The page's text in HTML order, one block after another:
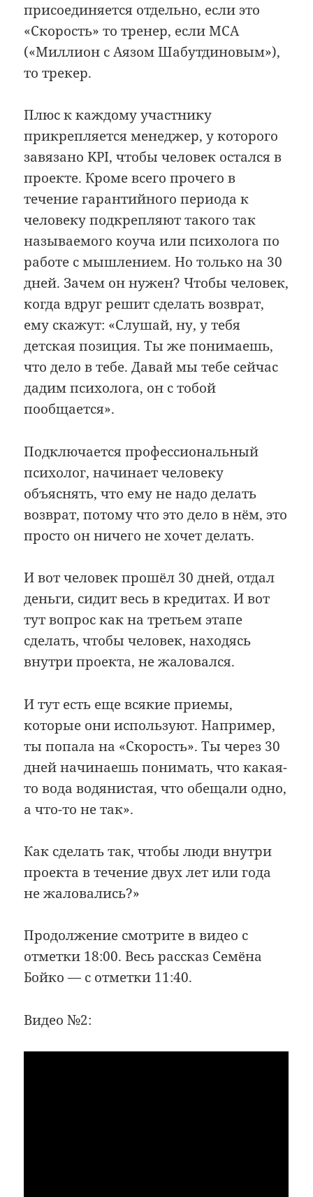
присоединяется отдельно, если это
«Скорость» то тренер, если МСА
(«Миллион с Аязом Шабутдиновым»),
то трекер.
Плюс к каждому участнику
прикрепляется менеджер, у которого
завязано KPI, чтобы человек остался в
проекте. Кроме всего прочего в
течение гарантийного периода к
человеку подкрепляют такого так
называемого коуча или психолога по
работе с мышлением. Но только на 30
дней. Зачем он нужен? Чтобы человек,
когда вдруг решит сделать возврат,
ему скажут: «Слушай, ну, у тебя
детская позиция. Ты же понимаешь,
что дело в тебе. Давай мы тебе сейчас
дадим психолога, он с тобой
пообщается».
Подключается профессиональный
психолог, начинает человеку
объяснять, что ему не надо делать
возврат, потому что это дело в нём, это
просто он ничего не хочет делать.
И вот человек прошёл 30 дней, отдал
деньги, сидит весь в кредитах. И вот
тут вопрос как на третьем этапе
сделать, чтобы человек, находясь
внутри проекта, не жаловался.
И тут есть еще всякие приемы,
которые они используют. Например,
ты попала на «Скорость». Ты через 30
дней начинаешь понимать, что какая-
то вода водянистая, что обещали одно,
а что-то не так».
Как сделать так, чтобы люди внутри
проекта в течение двух лет или года
не жаловались?»
Продолжение смотрите в видео с
отметки 18:00. Весь рассказ Семёна
Бойко — с отметки 11:40.
Видео №2: